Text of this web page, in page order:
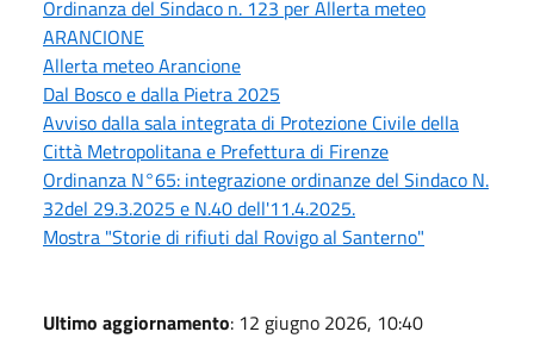
Ordinanza del Sindaco n. 123 per Allerta meteo
ARANCIONE
Allerta meteo Arancione
Dal Bosco e dalla Pietra 2025
Avviso dalla sala integrata di Protezione Civile della
Città Metropolitana e Prefettura di Firenze
Ordinanza N°65: integrazione ordinanze del Sindaco N.
32del 29.3.2025 e N.40 dell'11.4.2025.
Mostra "Storie di rifiuti dal Rovigo al Santerno"
Ultimo aggiornamento: 12 giugno 2026, 10:40